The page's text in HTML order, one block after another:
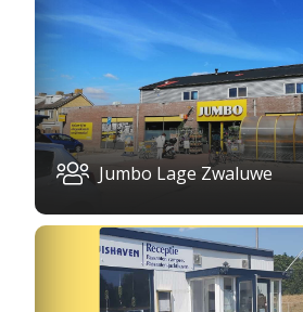
Jumbo Lage Zwaluwe